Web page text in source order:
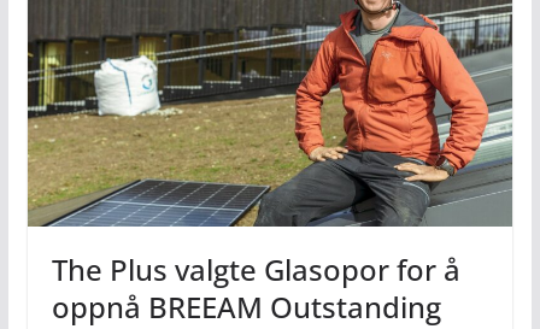
The Plus valgte Glasopor for å
oppnå BREEAM Outstanding